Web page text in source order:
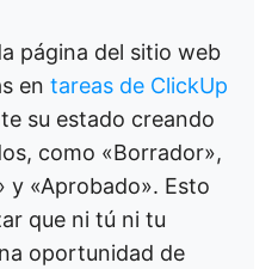
página del sitio web
en tareas de ClickUp
su estado creando
como «Borrador»,
y «Aprobado». Esto
que ni tú ni tu
oportunidad de